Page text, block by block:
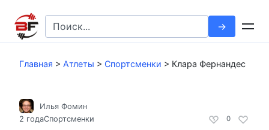
контенту
Search
for:
Главная > Атлеты > Спортсменки > Клара Фернандес
0
Илья Фомин
2 годаСпортсменки